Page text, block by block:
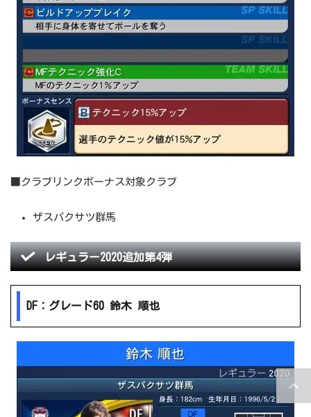
■クラブリンクボーナス対象クラブ
ザスパクサツ群馬
レギュラー2020追加第4弾
DF：グレード60 鈴木 順也